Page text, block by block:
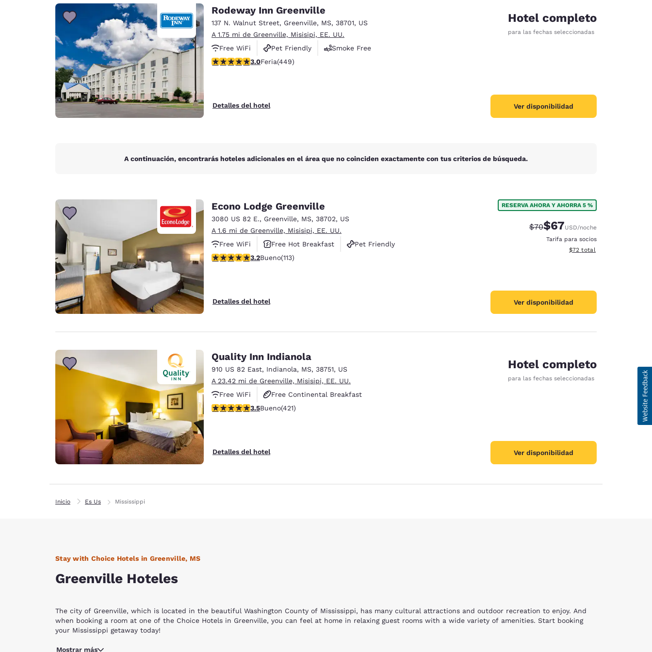
Français Español
Europa
Deutschland Germany
Ireland
English
Rodeway Inn Greenville
137 N. Walnut Street, Greenville, MS, 38701, US
A 1.75 mi de Greenville, Misisipi, EE. UU.
Free WiFi
Pet Friendly
Smoke Free
calificación de 2.96 estrellas. Feria. 449 reseñas
3.0Feria(449)
Detalles del hotel
Hotel completo
para las fechas seleccionadas
Ver disponibilidad
A continuación, encontrarás hoteles adicionales en el área que no coinciden exactamente con tus criterios de búsqueda.
Econo Lodge Greenville
3080 US 82 E., Greenville, MS, 38702, US
A 1.6 mi de Greenville, Misisipi, EE. UU.
Free WiFi
Free Hot Breakfast
Pet Friendly
calificación de 3.24 estrellas. Bueno. 113 reseñas
3.2Bueno(113)
Detalles del hotel
RESERVA AHORA Y AHORRA 5 %
Precio tachado:
$70Precio con descuento:
$67USD/noche
Tarifa para socios
Ver detalles del total
$72 total
Ver disponibilidad
Quality Inn Indianola
910 US 82 East, Indianola, MS, 38751, US
A 23.42 mi de Greenville, Misisipi, EE. UU.
Free WiFi
Free Continental Breakfast
Free Hot Breakfast
calificación de 3.53 estrellas. Bueno. 421 reseñas
3.5Bueno(421)
Detalles del hotel
Hotel completo
para las fechas seleccionadas
Ver disponibilidad
Inicio Es Us Mississippi
Stay with Choice Hotels in Greenville, MS
Greenville Hoteles
The city of Greenville, which is located in the beautiful Washington County of Mississippi, has many cultural attractions and outdoor recreation to enjoy. And
when booking a room at one of the Choice Hotels in Greenville, you can feel at home in relaxing guest rooms with a wide variety of amenities. Start booking
your Mississippi getaway today!
Find excitement and fun all around our Greenville hotels. Enjoy facilities for overnight camping, RV’s, ATV trails and picnicking at the popular Warfield Point
Mostrar más